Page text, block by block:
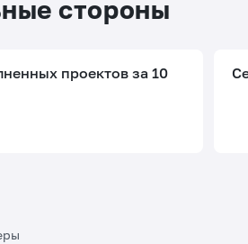
стороны
проектов за 10